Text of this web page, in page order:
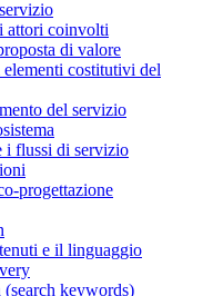
attori coinvolti
di valore
costitutivi del
del servizio
i flussi di servizio
progettazione
e il linguaggio
keywords)